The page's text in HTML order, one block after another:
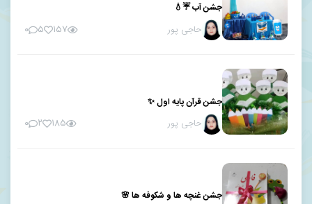
جشن آب ☔💧
حاجی پور ۱۵۷ ۵ ۰
جشن قرآن پایه اول ✨
حاجی پور ۱۸۵ ۲ ۰
جشن غنچه ها و شکوفه ها 🌸